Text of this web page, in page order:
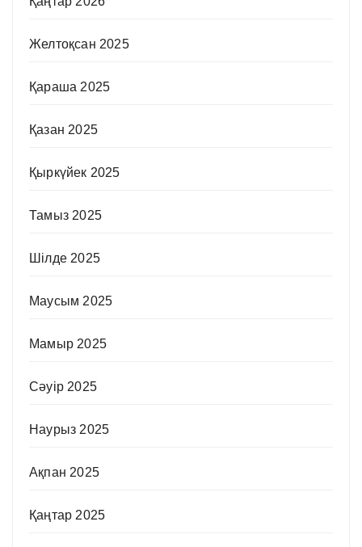
Желтоқсан 2025
Қараша 2025
Қазан 2025
Қыркүйек 2025
Тамыз 2025
Шілде 2025
Маусым 2025
Мамыр 2025
Сәуір 2025
Наурыз 2025
Ақпан 2025
Қаңтар 2025